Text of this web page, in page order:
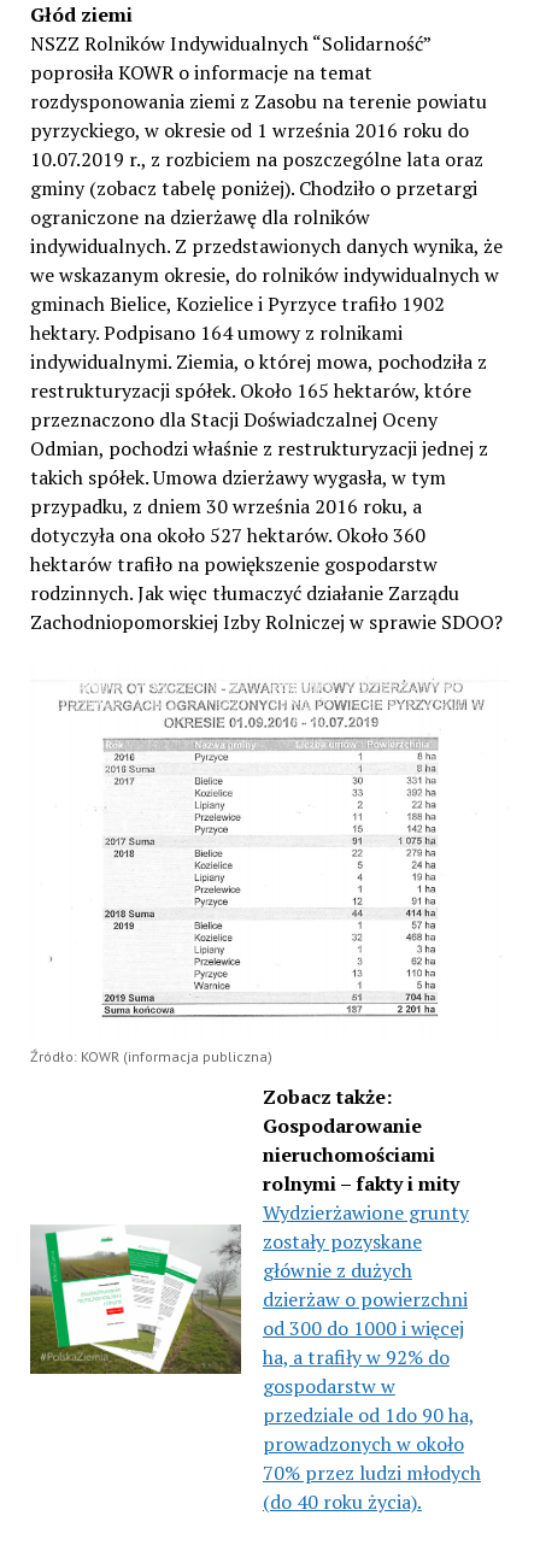
Głód ziemi
NSZZ Rolników Indywidualnych “Solidarność”
poprosiła KOWR o informacje na temat
rozdysponowania ziemi z Zasobu na terenie powiatu
pyrzyckiego, w okresie od 1 września 2016 roku do
10.07.2019 r., z rozbiciem na poszczególne lata oraz
gminy (zobacz tabelę poniżej). Chodziło o przetargi
ograniczone na dzierżawę dla rolników
indywidualnych. Z przedstawionych danych wynika, że
we wskazanym okresie, do rolników indywidualnych w
gminach Bielice, Kozielice i Pyrzyce trafiło 1902
hektary. Podpisano 164 umowy z rolnikami
indywidualnymi. Ziemia, o której mowa, pochodziła z
restrukturyzacji spółek. Około 165 hektarów, które
przeznaczono dla Stacji Doświadczalnej Oceny
Odmian, pochodzi właśnie z restrukturyzacji jednej z
takich spółek. Umowa dzierżawy wygasła, w tym
przypadku, z dniem 30 września 2016 roku, a
dotyczyła ona około 527 hektarów. Około 360
hektarów trafiło na powiększenie gospodarstw
rodzinnych. Jak więc tłumaczyć działanie Zarządu
Zachodniopomorskiej Izby Rolniczej w sprawie SDOO?
Źródło: KOWR (informacja publiczna)
Zobacz także:
Gospodarowanie
nieruchomościami
rolnymi – fakty i mity
Wydzierżawione grunty
zostały pozyskane
głównie z dużych
dzierżaw o powierzchni
od 300 do 1000 i więcej
ha, a trafiły w 92% do
gospodarstw w
przedziale od 1do 90 ha,
prowadzonych w około
70% przez ludzi młodych
(do 40 roku życia).